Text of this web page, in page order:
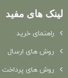
لینک های مفید
راهنمای خرید
روش های ارسال
روش های پرداخت